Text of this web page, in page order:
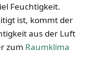
Feuchtigkeit.
ist, kommt der
aus der Luft
zum Raumklima